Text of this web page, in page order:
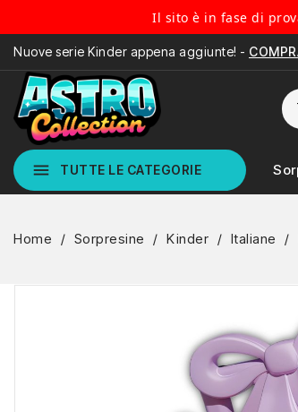
Il sito è in fase di
Nuove serie Kinder appena aggiunte! -
menu TUTTE LE CATEGORIE
Home Sorpresine Kinder Italiane